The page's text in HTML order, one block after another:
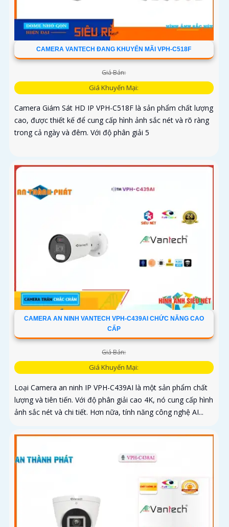
CAMERA VANTECH ĐANG KHUYẾN MÃI VPH-C518F
Giá Bán:
Giá Khuyến Mại:
Camera Giám Sát HD IP VPH-C518F là sản phẩm chất lượng
cao, được thiết kế để cung cấp hình ảnh sắc nét và rõ ràng
trong cả ngày và đêm. Với độ phân giải 5
CAMERA AN NINH VANTECH VPH-C439AI CHỨC NĂNG CAO
CẤP
Giá Bán:
Giá Khuyến Mại:
Loại Camera an ninh IP VPH-C439AI là một sản phẩm chất
lượng và tiên tiến. Với độ phân giải cao 4K, nó cung cấp hình
ảnh sắc nét và chi tiết. Hơn nữa, tính năng công nghệ AI...